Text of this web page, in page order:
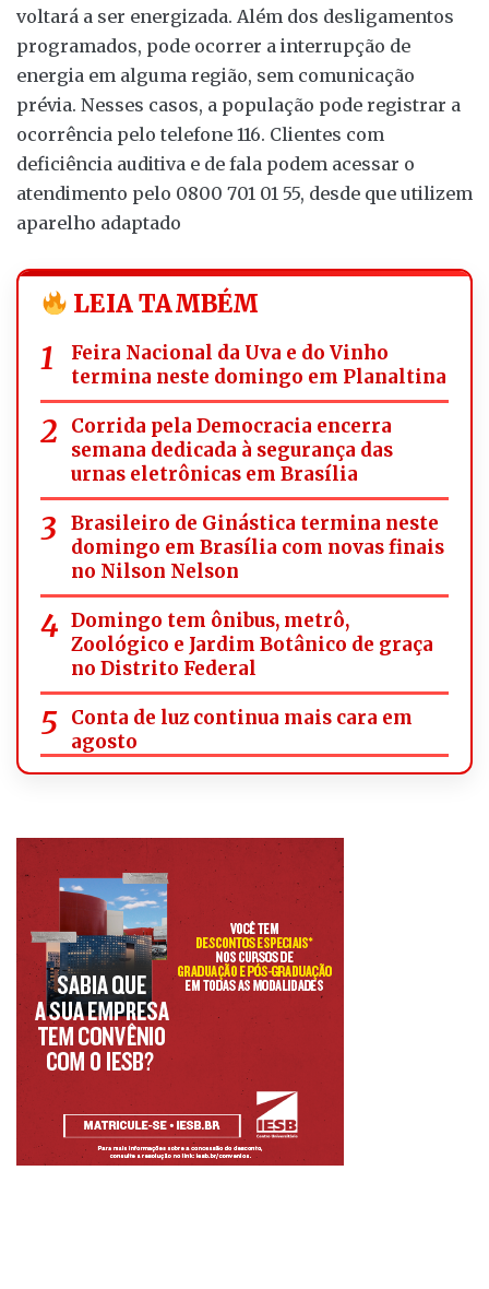
voltará a ser energizada. Além dos desligamentos
programados, pode ocorrer a interrupção de
energia em alguma região, sem comunicação
prévia. Nesses casos, a população pode registrar a
ocorrência pelo telefone 116. Clientes com
deficiência auditiva e de fala podem acessar o
atendimento pelo 0800 701 01 55, desde que utilizem
aparelho adaptado
LEIA TAMBÉM
Feira Nacional da Uva e do Vinho
termina neste domingo em Planaltina
Corrida pela Democracia encerra
semana dedicada à segurança das
urnas eletrônicas em Brasília
Brasileiro de Ginástica termina neste
domingo em Brasília com novas finais
no Nilson Nelson
Domingo tem ônibus, metrô,
Zoológico e Jardim Botânico de graça
no Distrito Federal
Conta de luz continua mais cara em
agosto